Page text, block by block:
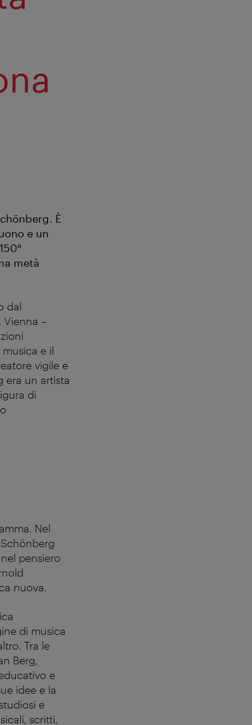
È
e un
metà
dal
Vienna –
e il
vigile e
era un artista
di
Nel
pensiero
nuova.
di musica
Tra le
Berg,
e
idee e la
e
scritti,